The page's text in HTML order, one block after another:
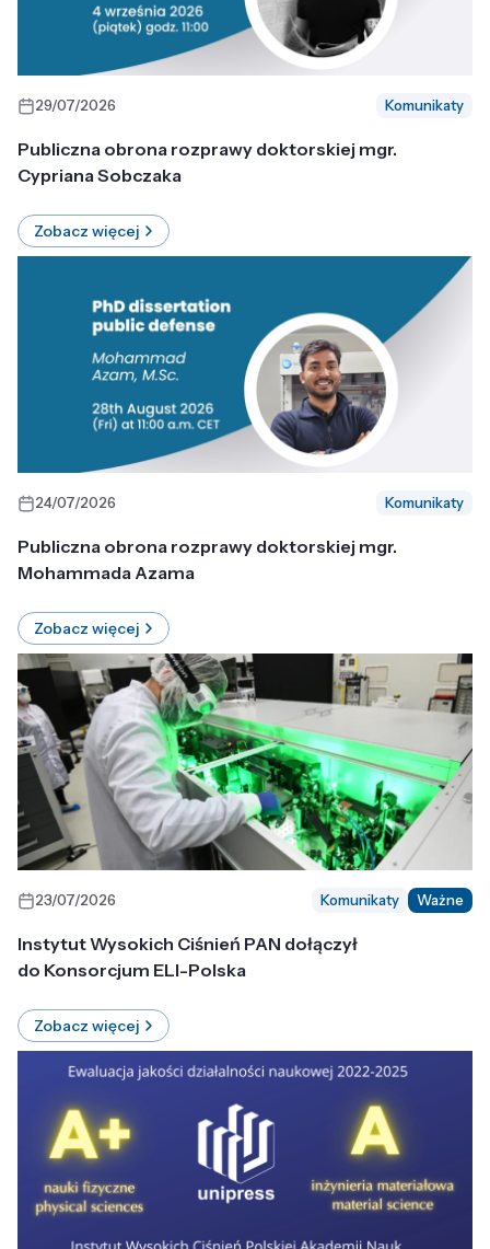
29/07/2026 Komunikaty
Publiczna obrona rozprawy doktorskiej mgr.
Cypriana Sobczaka
Zobacz więcej
24/07/2026 Komunikaty
Publiczna obrona rozprawy doktorskiej mgr.
Mohammada Azama
Zobacz więcej
23/07/2026 Komunikaty Ważne
Instytut Wysokich Ciśnień PAN dołączył
do Konsorcjum ELI-Polska
Zobacz więcej